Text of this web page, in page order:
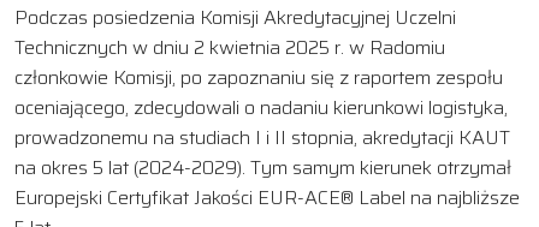
Podczas posiedzenia Komisji Akredytacyjnej Uczelni
Technicznych w dniu 2 kwietnia 2025 r. w Radomiu
członkowie Komisji, po zapoznaniu się z raportem zespołu
oceniającego, zdecydowali o nadaniu kierunkowi logistyka,
prowadzonemu na studiach I i II stopnia, akredytacji KAUT
na okres 5 lat (2024-2029). Tym samym kierunek otrzymał
Europejski Certyfikat Jakości EUR-ACE® Label na najbliższe